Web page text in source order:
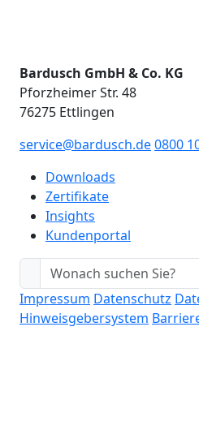
Bardusch GmbH & Co. KG
Pforzheimer Str. 48
76275 Ettlingen
service@bardusch.de0800
Downloads
Zertifikate
Insights
Kundenportal
Impressum Datenschutz
Hinweisgebersystem